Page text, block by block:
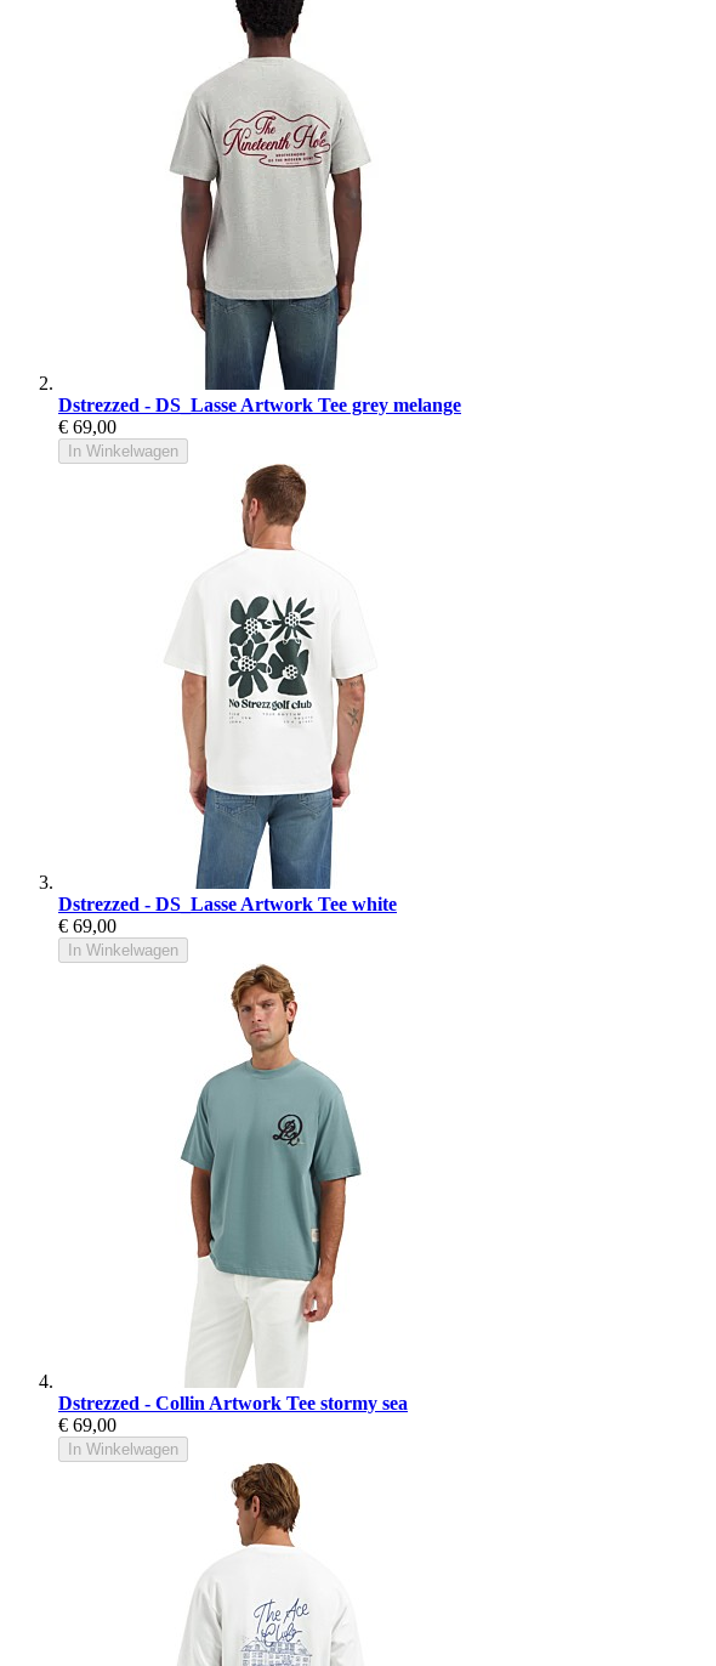
Dstrezzed - DS_Lasse Artwork Tee grey melange
€ 69,00
In Winkelwagen
Dstrezzed - DS_Lasse Artwork Tee white
€ 69,00
In Winkelwagen
Dstrezzed - Collin Artwork Tee stormy sea
€ 69,00
In Winkelwagen